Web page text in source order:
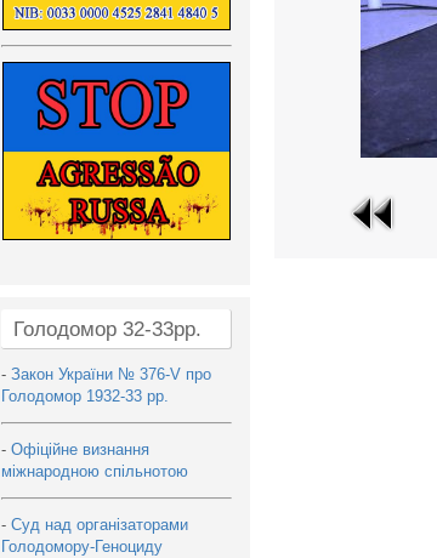
Голодомор 32-33рр.
- Закон України № 376-V про
Голодомор 1932-33 рр.
- Офіційне визнання
міжнародною спільнотою
- Суд над організаторами
Голодомору-Геноциду